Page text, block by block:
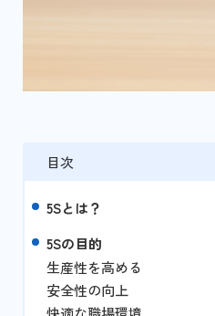
目次
5Sとは？
5Sの目的
生産性を高める
安全性の向上